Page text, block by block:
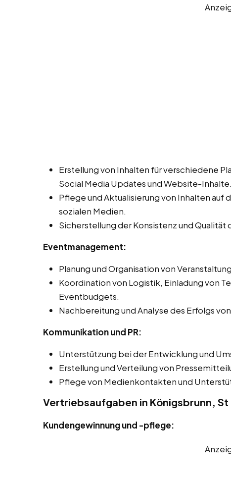
Erstellung von Inhalten für verschiedene
Social Media Updates und Website-Inhalte.
Pflege und Aktualisierung von Inhalten
sozialen Medien.
Sicherstellung der Konsistenz und
Eventmanagement:
Planung und Organisation von
Koordination von Logistik, Einladung von
Eventbudgets.
Nachbereitung und Analyse des Erfolgs
Kommunikation und PR:
Unterstützung bei der Entwicklung und
Erstellung und Verteilung von
Pflege von Medienkontakten und
Vertriebsaufgaben in Königsbrunn, St
Kundengewinnung und -pflege: